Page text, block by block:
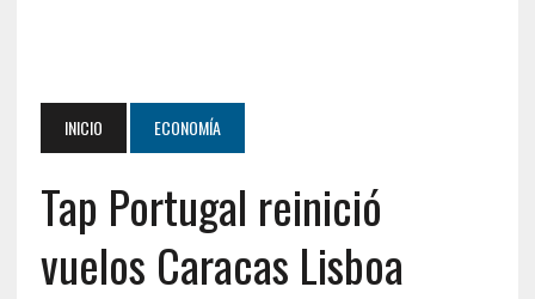
INICIO ECONOMÍA
Tap Portugal reinició
vuelos Caracas Lisboa